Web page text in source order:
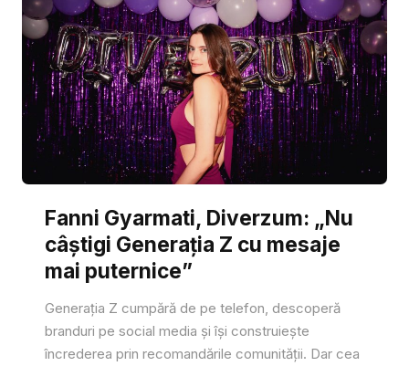
Fanni Gyarmati, Diverzum: „Nu
câștigi Generația Z cu mesaje
mai puternice”
Generația Z cumpără de pe telefon, descoperă
branduri pe social media și își construiește
încrederea prin recomandările comunității. Dar cea